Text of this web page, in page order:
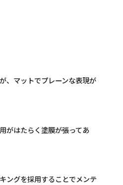
、マットでプレーンな表現が
がはたらく塗膜が張ってあ
ングを採用することでメンテ